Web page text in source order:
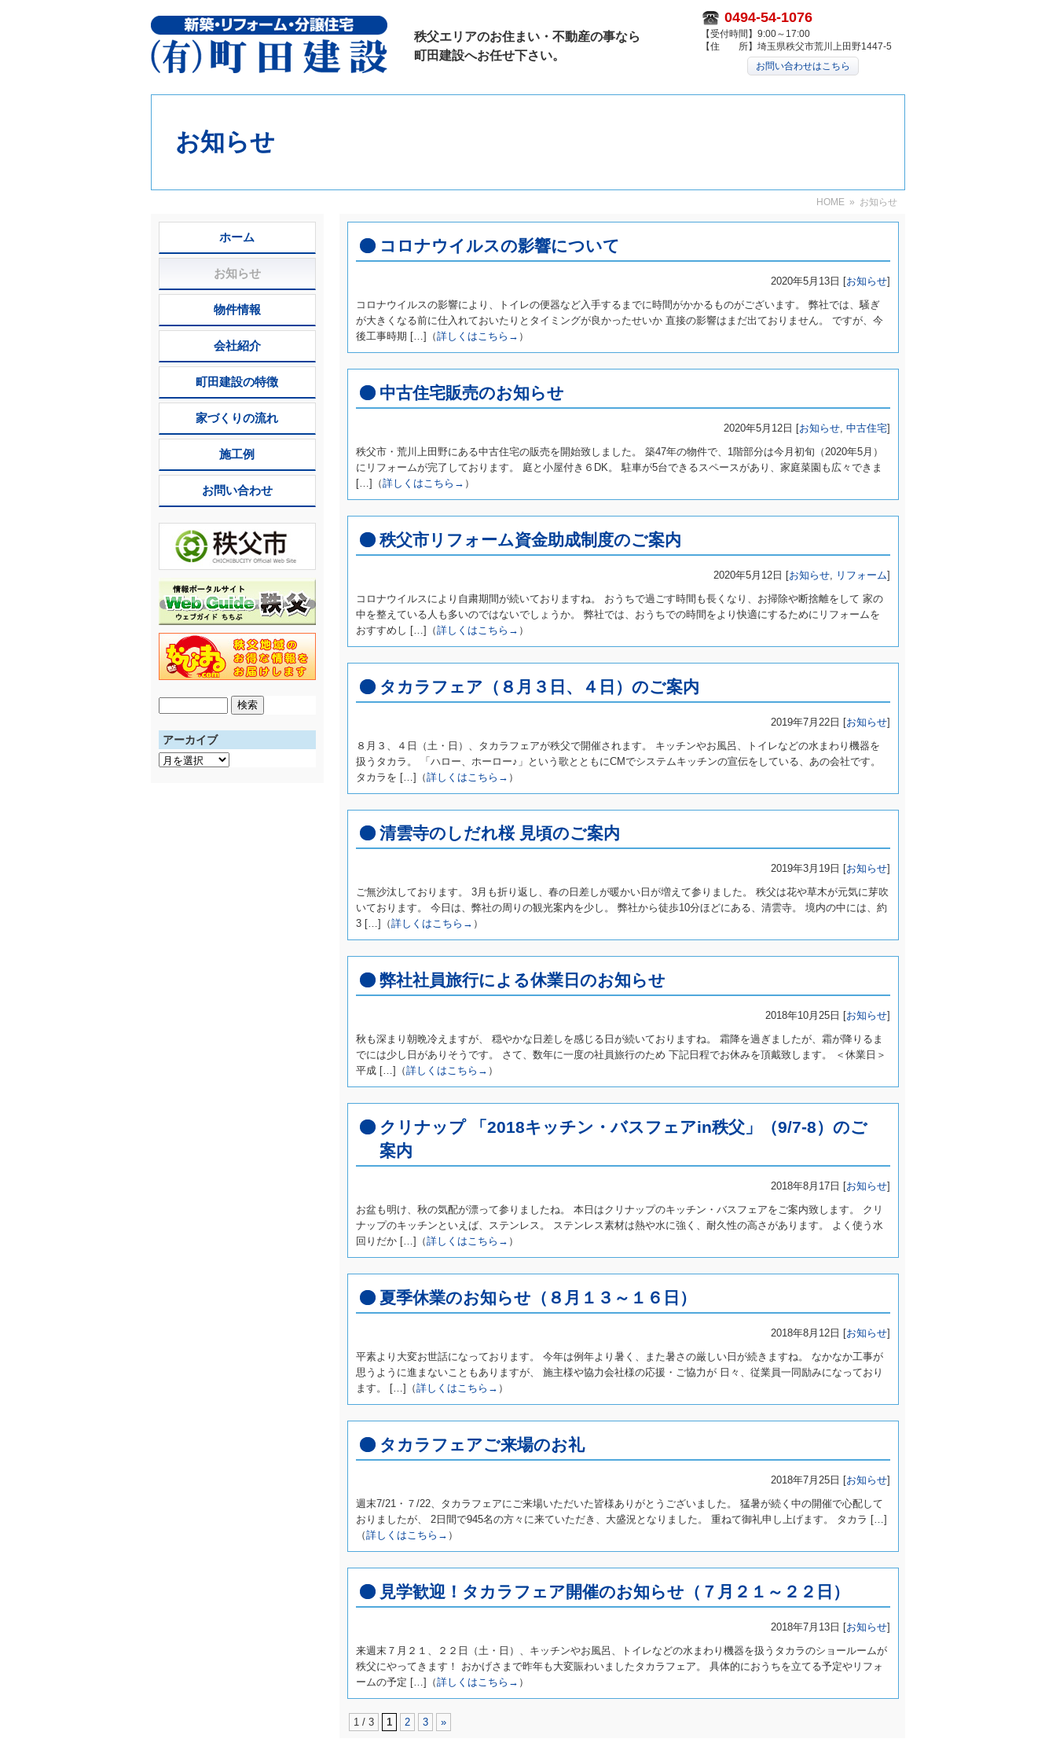
秩父エリアのお住まい・不動産の事なら
町田建設へお任せ下さい。
0494-54-1076
【受付時間】9:00～17:00
【住 所】埼玉県秩父市荒川上田野1447-5
お問い合わせはこちら
お知らせ
HOME » お知らせ
ホーム
お知らせ
物件情報
会社紹介
町田建設の特徴
家づくりの流れ
施工例
お問い合わせ
アーカイブ
ア
コロナウイルスの影響について
2020年5月13日 [お知らせ]
コロナウイルスの影響により、トイレの便器など入手するまでに時間がかかるものがございます。 弊社では、騒ぎ
が大きくなる前に仕入れておいたりとタイミングが良かったせいか 直接の影響はまだ出ておりません。 ですが、今
後工事時期 […]（詳しくはこちら→ ）
中古住宅販売のお知らせ
2020年5月12日 [お知らせ, 中古住宅]
秩父市・荒川上田野にある中古住宅の販売を開始致しました。 築47年の物件で、1階部分は今月初旬（2020年5月）
にリフォームが完了しております。 庭と小屋付き６DK。 駐車が5台できるスペースがあり、家庭菜園も広々できま
[…]（詳しくはこちら→ ）
秩父市リフォーム資金助成制度のご案内
2020年5月12日 [お知らせ, リフォーム]
コロナウイルスにより自粛期間が続いておりますね。 おうちで過ごす時間も長くなり、お掃除や断捨離をして 家の
中を整えている人も多いのではないでしょうか。 弊社では、おうちでの時間をより快適にするためにリフォームを
おすすめし […]（詳しくはこちら→ ）
タカラフェア（８月３日、４日）のご案内
2019年7月22日 [お知らせ]
８月３、４日（土・日）、タカラフェアが秩父で開催されます。 キッチンやお風呂、トイレなどの水まわり機器を
扱うタカラ。 「ハロー、ホーロー♪」という歌とともにCMでシステムキッチンの宣伝をしている、あの会社です。
タカラを […]（詳しくはこちら→ ）
清雲寺のしだれ桜 見頃のご案内
2019年3月19日 [お知らせ]
ご無沙汰しております。 3月も折り返し、春の日差しが暖かい日が増えて参りました。 秩父は花や草木が元気に芽吹
いております。 今日は、弊社の周りの観光案内を少し。 弊社から徒歩10分ほどにある、清雲寺。 境内の中には、約
3 […]（詳しくはこちら→ ）
弊社社員旅行による休業日のお知らせ
2018年10月25日 [お知らせ]
秋も深まり朝晩冷えますが、 穏やかな日差しを感じる日が続いておりますね。 霜降を過ぎましたが、霜が降りるま
でには少し日がありそうです。 さて、数年に一度の社員旅行のため 下記日程でお休みを頂戴致します。 ＜休業日＞
平成 […]（詳しくはこちら→ ）
クリナップ 「2018キッチン・バスフェアin秩父」（9/7-8）のご
案内
2018年8月17日 [お知らせ]
お盆も明け、秋の気配が漂って参りましたね。 本日はクリナップのキッチン・バスフェアをご案内致します。 クリ
ナップのキッチンといえば、ステンレス。 ステンレス素材は熱や水に強く、耐久性の高さがあります。 よく使う水
回りだか […]（詳しくはこちら→ ）
夏季休業のお知らせ（８月１３～１６日）
2018年8月12日 [お知らせ]
平素より大変お世話になっております。 今年は例年より暑く、また暑さの厳しい日が続きますね。 なかなか工事が
思うように進まないこともありますが、 施主様や協力会社様の応援・ご協力が 日々、従業員一同励みになっており
ます。 […]（詳しくはこちら→ ）
タカラフェアご来場のお礼
2018年7月25日 [お知らせ]
週末7/21・７/22、タカラフェアにご来場いただいた皆様ありがとうございました。 猛暑が続く中の開催で心配して
おりましたが、 2日間で945名の方々に来ていただき、大盛況となりました。 重ねて御礼申し上げます。 タカラ […]
（詳しくはこちら→ ）
見学歓迎！タカラフェア開催のお知らせ（７月２１～２２日）
2018年7月13日 [お知らせ]
来週末７月２１、２２日（土・日）、キッチンやお風呂、トイレなどの水まわり機器を扱うタカラのショールームが
秩父にやってきます！ おかげさまで昨年も大変賑わいましたタカラフェア。 具体的におうちを立てる予定やリフォ
ームの予定 […]（詳しくはこちら→ ）
1 / 3 1 2 3 »